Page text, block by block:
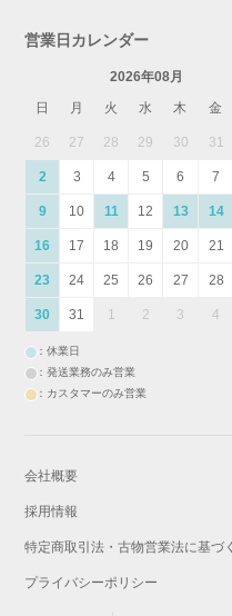
営業日カレンダー
2026年08月
日
月 火 水 木 金
26 27 28 29 30 31
2 3 4 5 6 7
9 10 11 12 13 14
16 17 18 19 20 21
23 24 25 26 27 28
30 31 1 2 3 4
：休業日
：発送業務のみ営業
：カスタマーのみ営業
会社概要
採用情報
特定商取引法・古物営業法に基づ
プライバシーポリシー